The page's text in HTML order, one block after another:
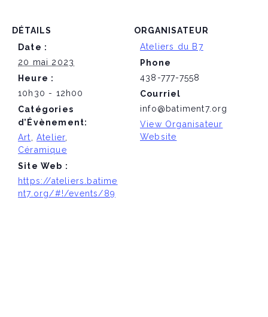
DÉTAILS
Date :
20 mai 2023
Heure :
10h30 - 12h00
Catégories
d’Évènement:
Art
,Atelier
Céramique
Site Web :
https://ateliers.batime
nt7.org/#!/events/89
ORGANISATEUR
Ateliers du B7
Phone
438-777-7558
Courriel
info@batiment7.org
View Organisateur
Website